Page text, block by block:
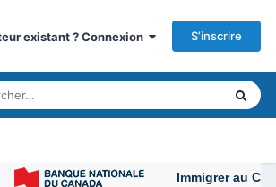
existant ? Connexion S’inscrire
Immigrer au